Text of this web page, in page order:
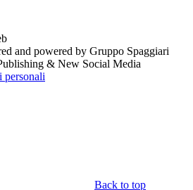
and powered by Gruppo Spaggiari
& New Social Media
personali
Back to top